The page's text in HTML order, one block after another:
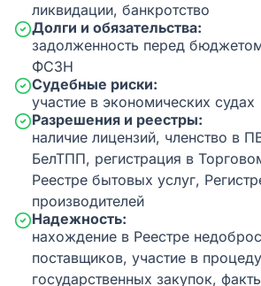
ликвидации, банкротство
Долги и обязательства:
задолженность перед
ФСЗН
Судебные риски:
участие в экономических судах
Разрешения и реестры:
наличие лицензий, членство в
БелТПП, регистрация в
Реестре бытовых услуг,
производителей
Надежность:
нахождение в Реестре
поставщиков, участие в
государственных закупок,